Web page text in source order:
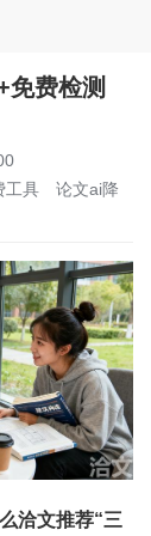
免费检测
工具
论文ai降
洽文推荐“三